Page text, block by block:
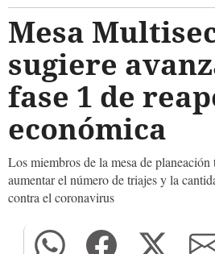
Mesa
sugiere
fase 1 de
económica
Los miembros de la mesa de
aumentar el número de triajes y la
contra el coronavirus